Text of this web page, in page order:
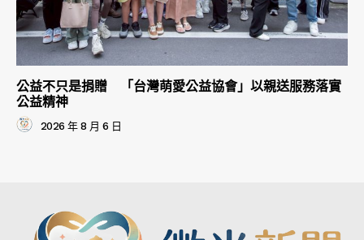
公益不只是捐贈 「台灣萌愛公益協會」以親送服務落實
公益精神
2026 年 8 月 6 日